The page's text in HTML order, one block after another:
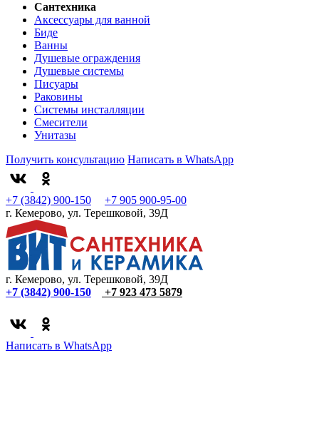
Сантехника
Аксессуары для ванной
Биде
Ванны
Душевые ограждения
Душевые системы
Писуары
Раковины
Системы инсталляции
Смесители
Унитазы
Получить консультацию Написать в WhatsApp
+7 (3842) 900-150
+7 905 900-95-00
г. Кемерово, ул. Терешковой, 39Д
г. Кемерово, ул. Терешковой, 39Д
+7 (3842) 900-150
+7 923 473 5879
Написать в WhatsApp